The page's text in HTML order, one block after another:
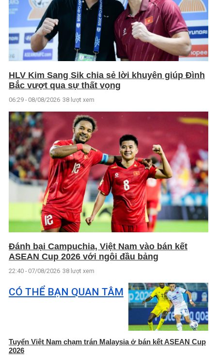
HLV Kim Sang Sik chia sẻ lời khuyên giúp Đình
Bắc vượt qua sự thất vọng
06:29 - 08/08/2026 38 lượt xem
Đánh bại Campuchia, Việt Nam vào bán kết
ASEAN Cup 2026 với ngôi đầu bảng
22:40 - 07/08/2026 38 lượt xem
CÓ THỂ BẠN QUAN TÂM
Tuyển Việt Nam chạm trán Malaysia ở bán kết ASEAN Cup
2026